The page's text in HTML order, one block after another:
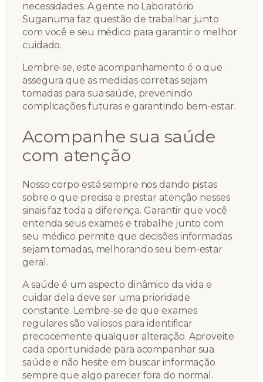
necessidades. A gente no Laboratório
Suganuma faz questão de trabalhar junto
com você e seu médico para garantir o melhor
cuidado.
Lembre-se, este acompanhamento é o que
assegura que as medidas corretas sejam
tomadas para sua saúde, prevenindo
complicações futuras e garantindo bem-estar.
Acompanhe sua saúde
com atenção
Nosso corpo está sempre nos dando pistas
sobre o que precisa e prestar atenção nesses
sinais faz toda a diferença. Garantir que você
entenda seus exames e trabalhe junto com
seu médico permite que decisões informadas
sejam tomadas, melhorando seu bem-estar
geral.
A saúde é um aspecto dinâmico da vida e
cuidar dela deve ser uma prioridade
constante. Lembre-se de que exames
regulares são valiosos para identificar
precocemente qualquer alteração. Aproveite
cada oportunidade para acompanhar sua
saúde e não hesite em buscar informação
sempre que algo parecer fora do normal.